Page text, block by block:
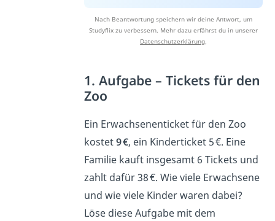
Nach Beantwortung speichern wir deine Antwort, um
Studyflix zu verbessern. Mehr dazu erfährst du in unserer
Datenschutzerklärung.
1. Aufgabe – Tickets für den
Zoo
Ein Erwachsenenticket für den Zoo
kostet9 €, ein Kinderticket 5 €. Eine
Familie kauft insgesamt 6 Tickets und
zahlt dafür 38 €. Wie viele Erwachsene
und wie viele Kinder waren dabei?
Löse diese Aufgabe mit dem